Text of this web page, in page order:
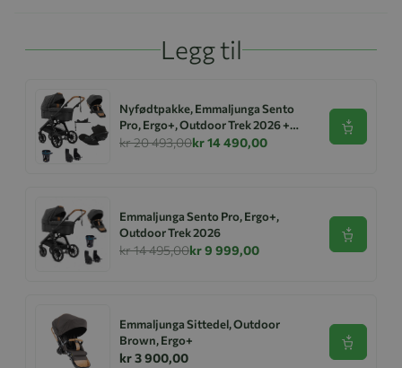
Legg til
Nyfødtpakke, Emmaljunga Sento
Pro, Ergo+, Outdoor Trek 2026 +
Cloud G + Base
kr 20 493,00kr 14 490,00
Se
Emmaljunga Sento Pro, Ergo+,
Outdoor Trek 2026
kr 14 495,00kr 9 999,00
Se
Emmaljunga Sittedel, Outdoor
Brown, Ergo+
kr 3 900,00
Se